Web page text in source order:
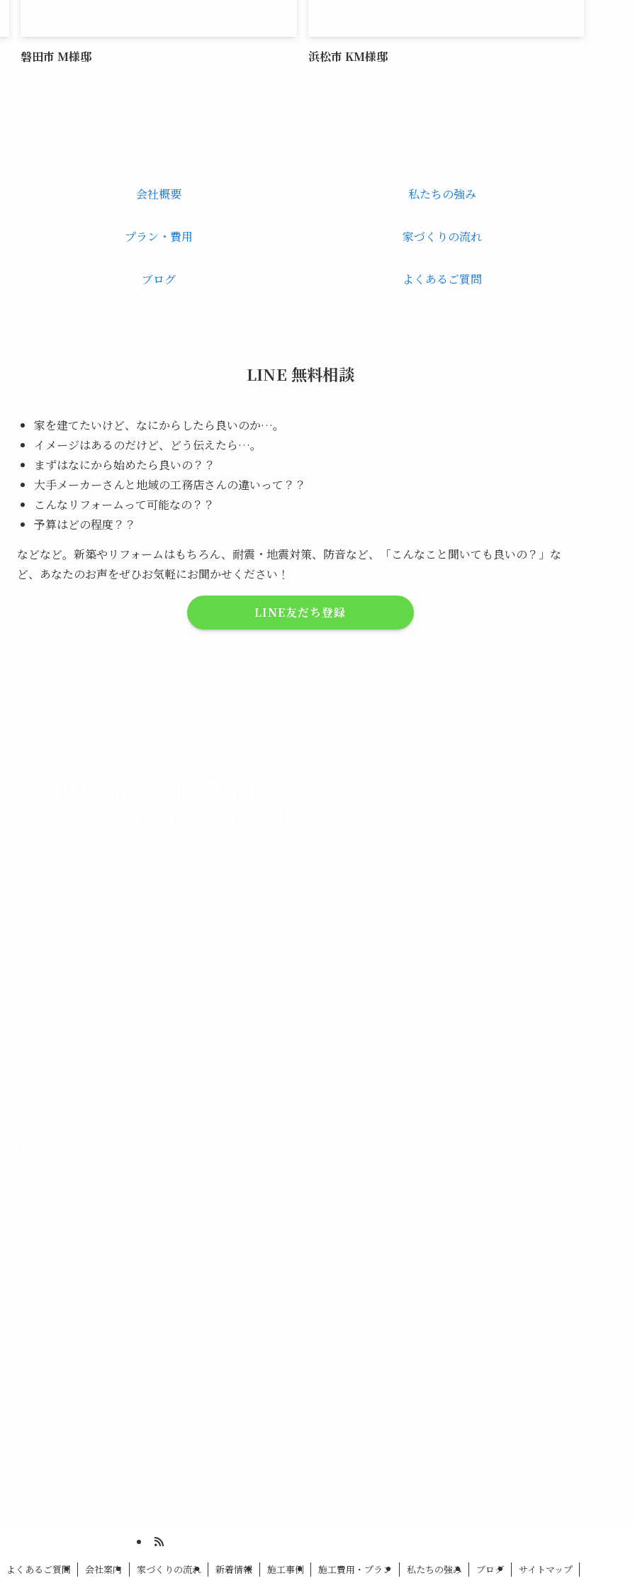
磐田市 М様邸 浜松市 KM様邸
会社概要 私たちの強み
プラン・費用 家づくりの流れ
ブログ よくあるご質問
LINE 無料相談
家を建てたいけど、なにからしたら良いのか…。
イメージはあるのだけど、どう伝えたら…。
まずはなにから始めたら良いの？？
大手メーカーさんと地域の工務店さんの違いって？？
こんなリフォームって可能なの？？
予算はどの程度？？
などなど。新築やリフォームはもちろん、耐震・地震対策、防音など、「こんなこと聞いても良いの？」な
ど、あなたのお声をぜひお気軽にお聞かせください！
LINE友だち登録
よくあるご質問 会社案内 家づくりの流れ 新着情報 施工事例 施工費用・プラン 私たちの強み ブログ サイトマップ